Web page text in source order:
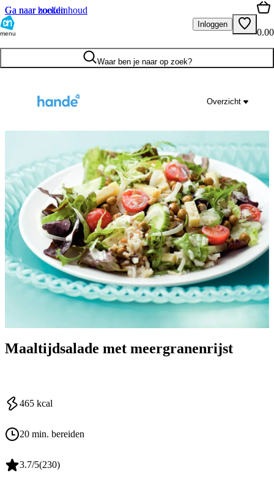
Ga naar hoofdinhoud
Ga naar zoeken
menu
Inloggen
0.00
Waar ben je naar op zoek?
Overzicht
Maaltijdsalade met meergranenrijst
465 kcal
20 min. bereiden
3.7/5(230)